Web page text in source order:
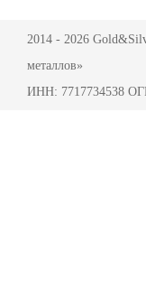
2014 - 2026
металлов»
ИНН: 7717734538